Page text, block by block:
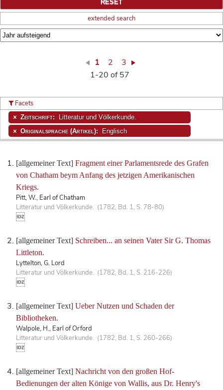
extended search
1 2
3
1-20 of 57
[allgemeiner Text] Fragment einer Parlamentsrede des Grafen
von Chatham beym Anfang des jetzigen Amerikanischen
Kriegs.
Pitt, W., Earl of Chatham
Litteratur und Völkerkunde. (1782, Bd. 1, S. 78-80)
[allgemeiner Text] Schreiben... an seinen Vater Sir G. Thomas
Littleton.
Lyttelton, G. Lord
Litteratur und Völkerkunde. (1782, Bd. 1, S. 216-226)
[allgemeiner Text] Ueber Nutzen und Schaden der
Bibliotheken.
Walpole, H., Earl of Orford
Litteratur und Völkerkunde. (1782, Bd. 1, S. 260-266)
[allgemeiner Text] Nachricht von den großen Hof-
Bedienungen der alten Könige von Wallis, aus Dr. Henry's
Facets
Zeitschrift: Litteratur und Völkerkunde.
Originalsprache (Artikel): Englisch